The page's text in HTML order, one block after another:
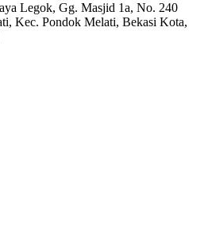
Legok, Gg. Masjid 1a, No. 240
Kec. Pondok Melati, Bekasi Kota,